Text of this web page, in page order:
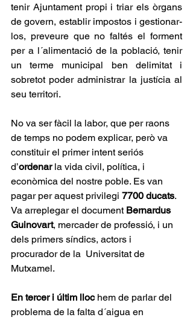
tenir Ajuntament propi i triar els òrgans
de govern, establir impostos i gestionar-
los, preveure que no faltés el forment
per a l´alimentació de la població, tenir
un terme municipal ben delimitat i
sobretot poder administrar la justícia al
seu territori.
No va ser fàcil la labor, que per raons
de temps no podem explicar, però va
constituir el primer intent seriós
d’ordenar la vida civil, política, i
econòmica del nostre poble. Es van
pagar per aquest privilegi 7700 ducats.
Va arreplegar el document Bernardus
Guinovart, mercader de professió, i un
dels primers síndics, actors i
procurador de la  Universitat de
Mutxamel.
En tercer i últim lloc hem de parlar del
problema de la falta d´aigua en